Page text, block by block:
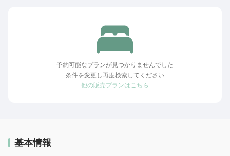
予約可能なプランが見つかりませんでした
条件を変更し再度検索してください
他の販売プランはこちら
基本情報